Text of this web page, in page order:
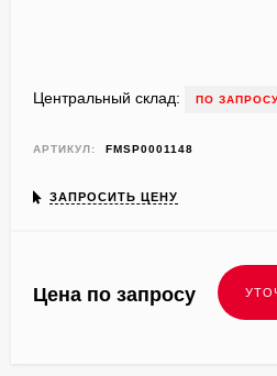
Центральный склад: ПО
АРТИКУЛ: FMSP0001148
ЗАПРОСИТЬ ЦЕНУ
Цена по запросу